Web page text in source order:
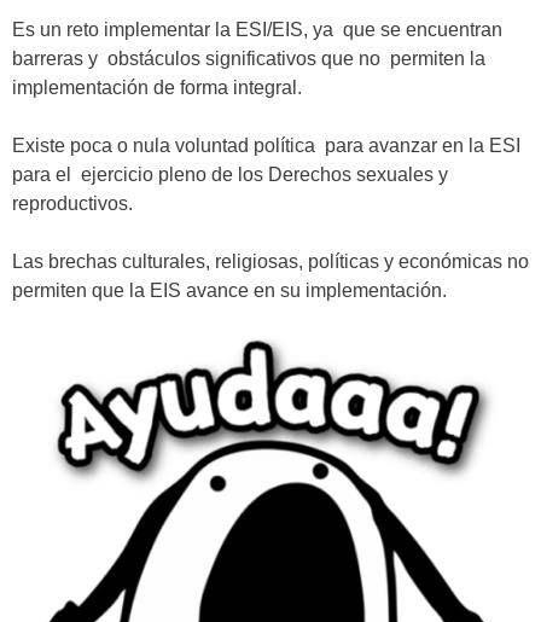
Es un reto implementar la ESI/EIS, ya que se encuentran
barreras y obstáculos significativos que no permiten la
implementación de forma integral.
Existe poca o nula voluntad política para avanzar en la ESI
para el ejercicio pleno de los Derechos sexuales y
reproductivos.
Las brechas culturales, religiosas, políticas y económicas no
permiten que la EIS avance en su implementación.